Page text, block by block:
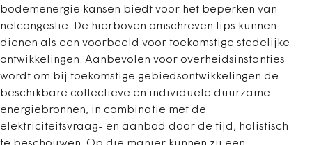
bodemenergie kansen biedt voor het beperken van
netcongestie. De hierboven omschreven tips kunnen
dienen als een voorbeeld voor toekomstige stedelijke
ontwikkelingen. Aanbevolen voor overheidsinstanties
wordt om bij toekomstige gebiedsontwikkelingen de
beschikbare collectieve en individuele duurzame
energiebronnen, in combinatie met de
elektriciteitsvraag- en aanbod door de tijd, holistisch